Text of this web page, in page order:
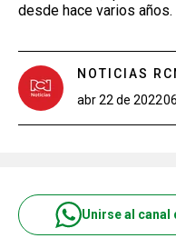
desde hace varios años.
NOTICIAS
abr 22 de 2022
Unirse al canal